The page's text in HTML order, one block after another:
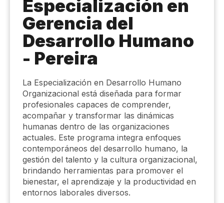
Especialización en
Gerencia del
Desarrollo Humano
- Pereira
La Especialización en Desarrollo Humano
Organizacional está diseñada para formar
profesionales capaces de comprender,
acompañar y transformar las dinámicas
humanas dentro de las organizaciones
actuales. Este programa integra enfoques
contemporáneos del desarrollo humano, la
gestión del talento y la cultura organizacional,
brindando herramientas para promover el
bienestar, el aprendizaje y la productividad en
entornos laborales diversos.